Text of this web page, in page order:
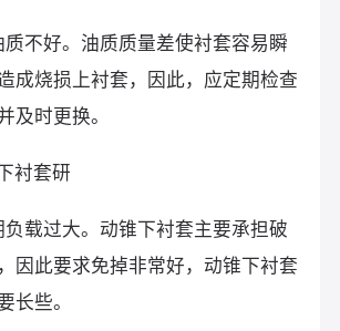
质不好。油质质量差使衬套容易瞬
成烧损上衬套，因此，应定期检查
及时更换。
衬套研
负载过大。动锥下衬套主要承担破
因此要求免掉非常好，动锥下衬套
长些。